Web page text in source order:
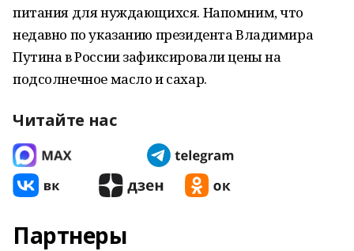
питания для нуждающихся. Напомним, что
недавно по указанию президента Владимира
Путина в России зафиксировали цены на
подсолнечное масло и сахар.
Читайте нас
Партнеры